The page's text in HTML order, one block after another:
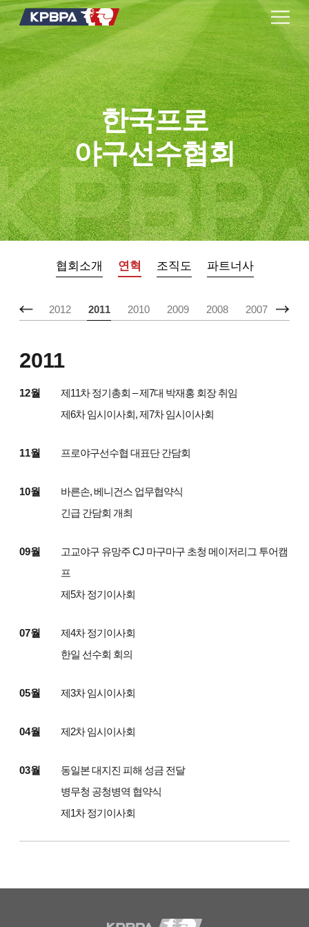
한국프로
야구선수협회
협회소개 연혁 조직도 파트너사
2006
2007
2008
2009
2010
2011
2012
2013
2011
12월
제11차 정기총회 – 제7대 박재홍 회장 취임
제6차 임시이사회, 제7차 임시이사회
11월 프로야구선수협 대표단 간담회
10월
바른손, 베니건스 업무협약식
긴급 간담회 개최
09월
고교야구 유망주 CJ 마구마구 초청 메이저리그 투어캠
프
제5차 정기이사회
07월
제4차 정기이사회
한일 선수회 회의
05월 제3차 임시이사회
04월 제2차 임시이사회
03월
동일본 대지진 피해 성금 전달
병무청 공청병역 협약식
제1차 정기이사회